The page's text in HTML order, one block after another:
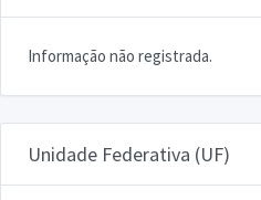
Informação não registrada.
Unidade Federativa (UF)